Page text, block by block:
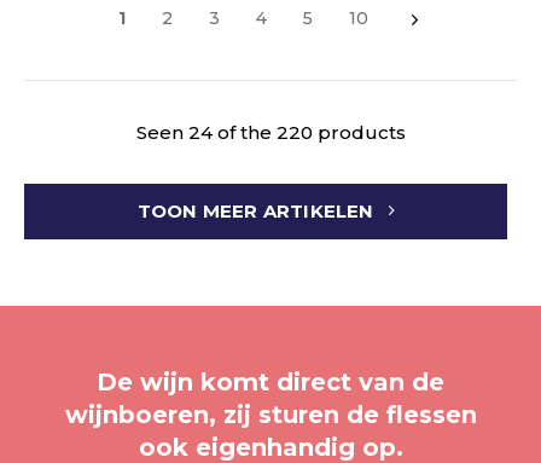
1 2 3 4 5 10
Seen 24 of the 220 products
TOON MEER ARTIKELEN
De wijn komt direct van de
wijnboeren, zij sturen de flessen
ook eigenhandig op.